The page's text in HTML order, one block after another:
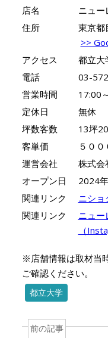
店名
ニュー
住所
東京都
>>
アクセス
都立大
電話
03-
営業時間
17:00
定休日
無休
坪数客数
13坪
客単価
５０
運営会社
株式会
オープン日
2024
関連リンク
ニショ
関連リンク
ニュー
（
※店舗情報は取材当
ご確認ください。
都立大学
前の記事